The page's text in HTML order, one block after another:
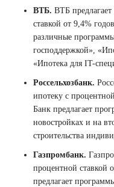
ВТБ. ВТБ
ставкой от 9,4%
различные
господдержкой»,
«Ипотека для IT-
Россельхозбанк.
ипотеку с
Банк предлагает
новостройках и на
строительства
Газпромбанк.
процентной ставкой
предлагает